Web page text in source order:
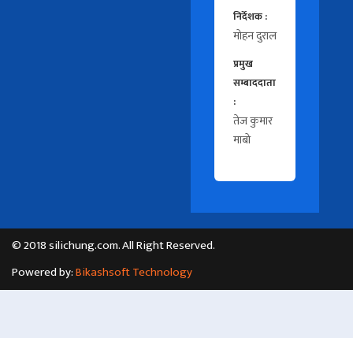
निर्देशक :
मोहन दुराल
प्रमुख
सम्बाददाता
:
तेज कुमार
माबो
© 2018 silichung.com. All Right Reserved.
Powered by:Bikashsoft Technology